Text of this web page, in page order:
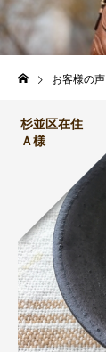
お客様の声
杉並区在住
Ａ様